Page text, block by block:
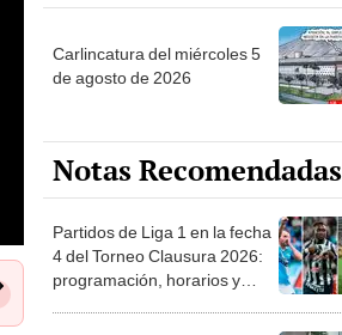
Carlincatura del miércoles 5
de agosto de 2026
Notas Recomendadas
Partidos de Liga 1 en la fecha
4 del Torneo Clausura 2026:
programación, horarios y